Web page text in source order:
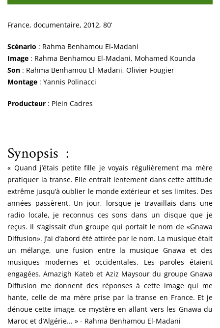
France, documentaire, 2012, 80’
Scénario : Rahma Benhamou El-Madani
Image : Rahma Benhamou El-Madani, Mohamed Kounda
Son : Rahma Benhamou El-Madani, Olivier Fougier
Montage : Yannis Polinacci
Producteur : Plein Cadres
Synopsis :
« Quand j’étais petite fille je voyais régulièrement ma mère
pratiquer la transe. Elle entrait lentement dans cette attitude
extrême jusqu’à oublier le monde extérieur et ses limites. Des
années passèrent. Un jour, lorsque je travaillais dans une
radio locale, je reconnus ces sons dans un disque que je
reçus. Il s’agissait d’un groupe qui portait le nom de «Gnawa
Diffusion». J’ai d’abord été attirée par le nom. La musique était
un mélange, une fusion entre la musique Gnawa et des
musiques modernes et occidentales. Les paroles étaient
engagées. Amazigh Kateb et Aziz Maysour du groupe Gnawa
Diffusion me donnent des réponses à cette image qui me
hante, celle de ma mère prise par la transe en France. Et je
dénoue cette image, ce mystère en allant vers les Gnawa du
Maroc et d’Algérie... » - Rahma Benhamou El-Madani